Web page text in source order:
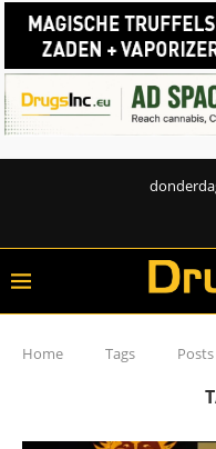
Home Tags